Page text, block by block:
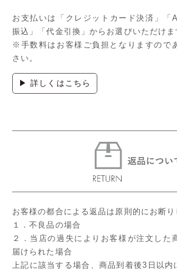
お支払いは「クレジットカード決済」「
振込」「代金引換」からお選びいただけま
※手数料はお客様ご負担となりますので
さい。
▶ 詳しくはこちら
お客様の都合による返品は原則的にお断り
１．不良品の場合
２．当店の過失によりお客様が注文した
届けられた場合
上記に該当する場合、商品到着後3日以内